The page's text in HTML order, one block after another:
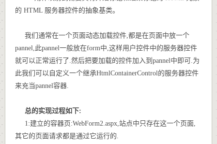
的 HTML 服务器控件的抽象基类。
我们通常在一个页面动态加载控件,都是在页面中放一个
pannel,此pannel一般放在form中,这样用户控件中的服务器控件
就可以正常运行了.然后把要加载的控件加入到pannel中即可.为
此我们可以自定义一个继承HtmlContainerControl的服务器控件
来充当pannel容器.
总的实现过程如下:
1:建立的容器页:WebForm2.aspx,站点中只存在这一个页面,
其它的页面请求都是通过它运行的.